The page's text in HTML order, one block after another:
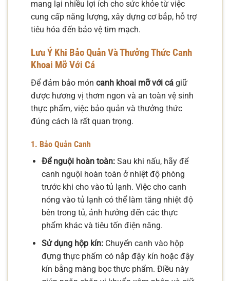
mang lại nhiều lợi ích cho sức khỏe từ việc
cung cấp năng lượng, xây dựng cơ bắp, hỗ trợ
tiêu hóa đến bảo vệ tim mạch.
Lưu Ý Khi Bảo Quản Và Thưởng Thức Canh
Khoai Mỡ Với Cá
Để đảm bảo món canh khoai mỡ với cá giữ
được hương vị thơm ngon và an toàn vệ sinh
thực phẩm, việc bảo quản và thưởng thức
đúng cách là rất quan trọng.
1. Bảo Quản Canh
Để nguội hoàn toàn:Sau khi nấu, hãy để
canh nguội hoàn toàn ở nhiệt độ phòng
trước khi cho vào tủ lạnh. Việc cho canh
nóng vào tủ lạnh có thể làm tăng nhiệt độ
bên trong tủ, ảnh hưởng đến các thực
phẩm khác và tiêu tốn điện năng.
Sử dụng hộp kín:Chuyển canh vào hộp
đựng thực phẩm có nắp đậy kín hoặc đậy
kín bằng màng bọc thực phẩm. Điều này